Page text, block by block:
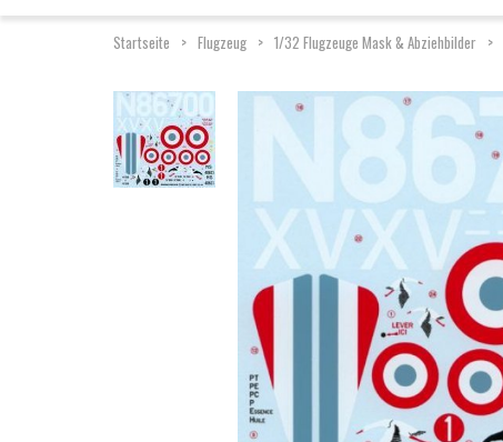
Startseite Flugzeug 1/32 Flugzeuge Mask & Abziehbilder